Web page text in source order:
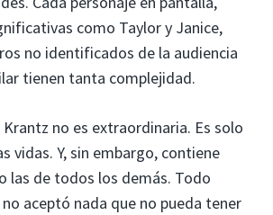
como Taylor y Janice,
no identificados de la audiencia
tienen tanta complejidad.
Krantz no es extraordinaria. Es solo
vidas. Y, sin embargo, contiene
las de todos los demás. Todo
aceptó nada que no pueda tener